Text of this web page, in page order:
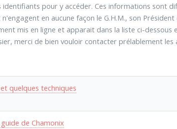
pour y accéder. Ces informations sont
en aucune façon le G.H.M., son
mis en ligne et apparait dans la liste ci-dessous
merci de bien vouloir contacter prélablement
quelques techniques
de Chamonix